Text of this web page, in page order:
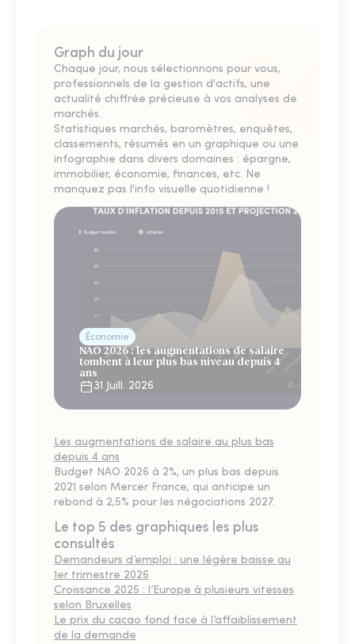
Graph du jour
Chaque jour, nous sélectionnons pour vous,
professionnels de la gestion d'actifs, une
actualité chiffrée précieuse à vos analyses de
marchés.
Statistiques marchés, baromètres, enquêtes,
classements, résumés en un graphique ou une
infographie dans divers domaines : épargne,
immobilier, économie, finances, etc. Ne
manquez pas l'info visuelle quotidienne !
Économie
NAO 2026 : les augmentations de salaire
tombent à leur plus bas niveau depuis 4
ans
31 Juill. 2026
Les augmentations de salaire au plus bas
depuis 4 ans
Budget NAO 2026 à 2%, un plus bas depuis
2021 selon Mercer France, qui anticipe un
rebond à 2,5% pour les négociations 2027.
Le top 5 des graphiques les plus
consultés
Demandeurs d’emploi : une légère baisse au
1er trimestre 2026
Croissance 2025 : l’Europe à plusieurs vitesses
selon Bruxelles
Le prix du cacao fond face à l’affaiblissement
de la demande